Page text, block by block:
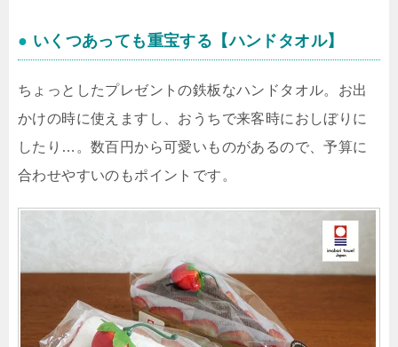
● いくつあっても重宝する【ハンドタオル】
ちょっとしたプレゼントの鉄板なハンドタオル。お出
かけの時に使えますし、おうちで来客時におしぼりに
したり…。数百円から可愛いものがあるので、予算に
合わせやすいのもポイントです。